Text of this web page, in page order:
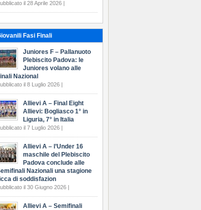
il 28 Aprile 2026 |
Fasi Finali
Juniores F – Pallanuoto
Plebiscito Padova: le
Juniores volano alle
Nazional
il 8 Luglio 2026 |
Allievi A – Final Eight
Allievi: Bogliasco 1° in
Liguria, 7° in Italia
il 7 Luglio 2026 |
Allievi A – l’Under 16
maschile del Plebiscito
Padova conclude alle
Nazionali una stagione
di soddisfazion
il 30 Giugno 2026 |
Allievi A – Semifinali